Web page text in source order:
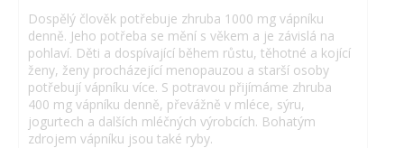
Dospělý člověk potřebuje zhruba 1000 mg vápníku
denně. Jeho potřeba se mění s věkem a je závislá na
pohlaví. Děti a dospívající během růstu, těhotné a kojící
ženy, ženy procházející menopauzou a starší osoby
potřebují vápníku více. S potravou přijímáme zhruba
400 mg vápníku denně, převážně v mléce, sýru,
jogurtech a dalších mléčných výrobcích. Bohatým
zdrojem vápníku jsou také ryby.